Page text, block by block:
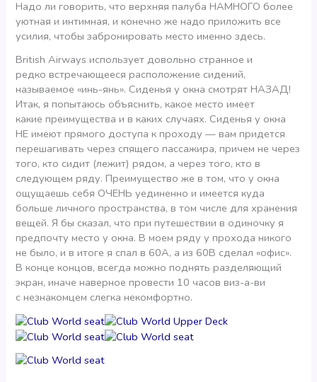
Надо ли говорить, что верхняя палуба НАМНОГО более
уютная и интимная, и конечно же надо приложить все
усилия, чтобы забронировать место именно здесь.
British Airways использует довольно странное и
редко встречающееся расположение сидений,
называемое «инь-янь». Сиденья у окна смотрят НАЗАД!
Итак, я попытаюсь объяснить, какое место имеет
какие преимущества и в каких случаях. Сиденья у окна
НЕ имеют прямого доступа к проходу — вам придется
перешагивать через спящего пассажира, причем не через
того, кто сидит (лежит) рядом, а через того, кто в
следующем ряду. Преимущество же в том, что у окна
ощущаешь себя ОЧЕНЬ уединенно и имеется куда
больше личного пространства, в том числе для хранения
вещей. Я бы сказал, что при путешествии в одиночку я
предпочту место у окна. В моем ряду у прохода никого
не было, и в итоге я спал в 60А, а из 60В сделал «офис».
В конце концов, всегда можно поднять разделяющий
экран, иначе наверное провести 10 часов виз-а-ви
с незнакомцем слегка некомфортно.